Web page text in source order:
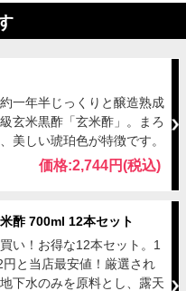
一年半じっくりと醸造熟成
玄米黒酢「玄米酢」。まろ
美しい琥珀色が特徴です。
価格:2,744円(税込)
酢 700ml 12本セット
い！お得な12本セット。1
と当店最安値！厳選され
下水のみを原料とし、露天